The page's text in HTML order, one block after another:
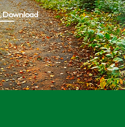
Download